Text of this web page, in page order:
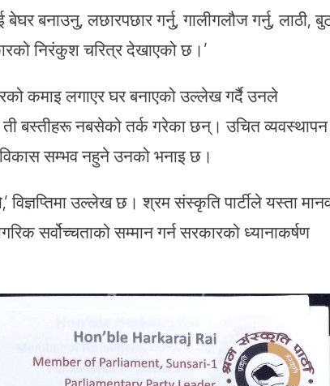
बनाउनु, लछारपछार गर्नु, गालीगलौज गर्नु, लाठी,
निरंकुश चरित्र देखाएको छ।’
कमाइ लगाएर घर बनाएको उल्लेख गर्दै उनले
बस्तीहरू नबसेको तर्क गरेका छन्। उचित व्यवस्थापन
सम्भव नहुने उनको भनाइ छ।
उल्लेख छ। श्रम संस्कृति पार्टीले यस्ता
सर्वोच्चताको सम्मान गर्न सरकारको ध्यानाकर्षण